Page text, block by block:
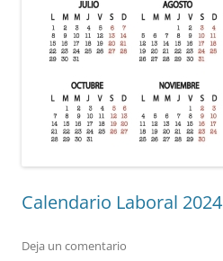
Calendario Laboral 2024
Deja un comentario